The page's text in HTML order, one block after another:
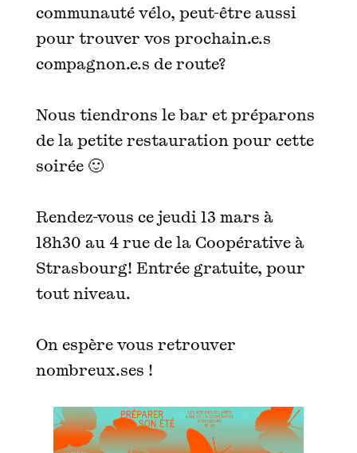
communauté vélo, peut-être aussi
pour trouver vos prochain.e.s
compagnon.e.s de route?
Nous tiendrons le bar et préparons
de la petite restauration pour cette
soirée 🙂
Rendez-vous ce jeudi 13 mars à
18h30 au 4 rue de la Coopérative à
Strasbourg! Entrée gratuite, pour
tout niveau.
On espère vous retrouver
nombreux.ses !